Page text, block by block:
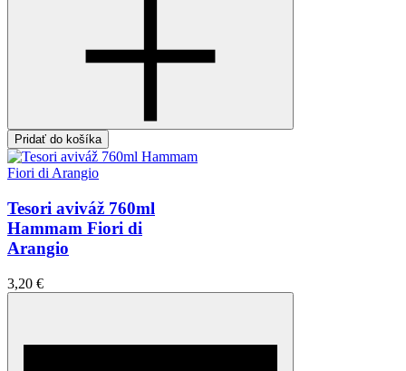
Pridať do košíka
Tesori aviváž 760ml
Hammam Fiori di
Arangio
3,20 €